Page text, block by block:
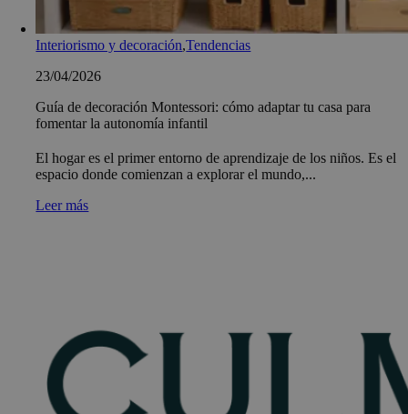
Interiorismo y decoración,Tendencias
23/04/2026
Guía de decoración Montessori: cómo adaptar tu casa para
fomentar la autonomía infantil
El hogar es el primer entorno de aprendizaje de los niños. Es el
espacio donde comienzan a explorar el mundo,...
Leer más